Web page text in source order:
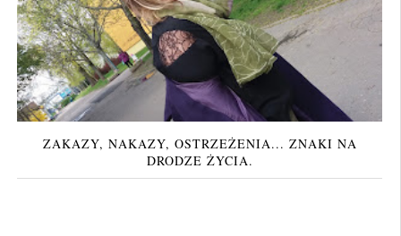
ZAKAZY, NAKAZY, OSTRZEŻENIA... ZNAKI NA
DRODZE ŻYCIA.